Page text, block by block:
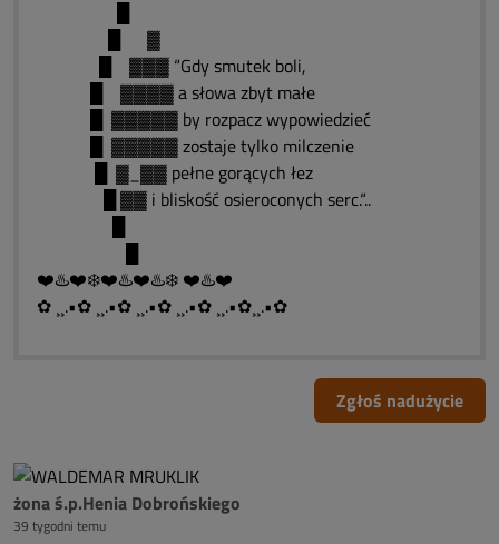
█ ▓
█ ▓▓▓ “Gdy smutek boli,
█ ▓▓▓▓ a słowa zbyt małe
█ ▓▓▓▓▓ by rozpacz wypowiedzieć
█ ▓▓▓▓▓ zostaje tylko milczenie
█ ▓_▓▓ pełne gorących łez
█ ▓▓ i bliskość osieroconych serc.“..
❤️♨️❤️❄️❤️♨️❤️♨️❄️ ❤️♨️❤️
✿ ¸¸.•✿ ¸¸.•✿ ¸¸.•✿ ¸¸.•✿ ¸¸.•✿¸¸.•✿
Zgłoś nadużycie
żona ś.p.Henia Dobrońskiego
39 tygodni temu